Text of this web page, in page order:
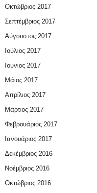
Οκτώβριος 2017
Σεπτέμβριος 2017
Αύγουστος 2017
Ιούλιος 2017
Ιούνιος 2017
Μάιος 2017
Απρίλιος 2017
Μάρτιος 2017
Φεβρουάριος 2017
Ιανουάριος 2017
Δεκέμβριος 2016
Νοέμβριος 2016
Οκτώβριος 2016